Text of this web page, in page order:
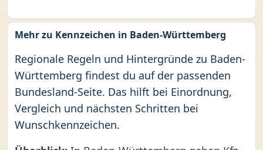
Mehr zu Kennzeichen in Baden-Württemberg
Regionale Regeln und Hintergründe zu Baden-
Württemberg findest du auf der passenden
Bundesland-Seite. Das hilft bei Einordnung,
Vergleich und nächsten Schritten bei
Wunschkennzeichen.